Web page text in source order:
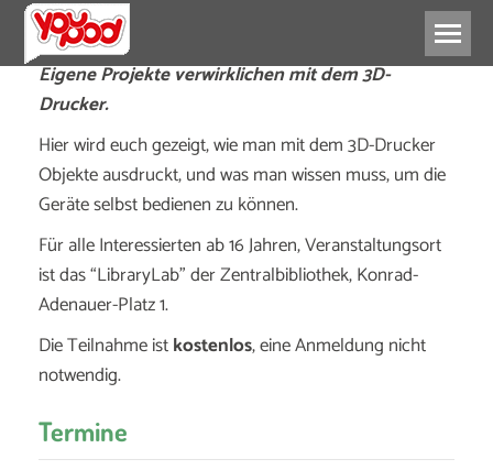
Eigene Projekte verwirklichen mit dem 3D-
Drucker.
Hier wird euch gezeigt, wie man mit dem 3D-Drucker
Objekte ausdruckt, und was man wissen muss, um die
Geräte selbst bedienen zu können.
Für alle Interessierten ab 16 Jahren, Veranstaltungsort
ist das “LibraryLab” der Zentralbibliothek, Konrad-
Adenauer-Platz 1.
Die Teilnahme istkostenlos, eine Anmeldung nicht
notwendig.
Termine